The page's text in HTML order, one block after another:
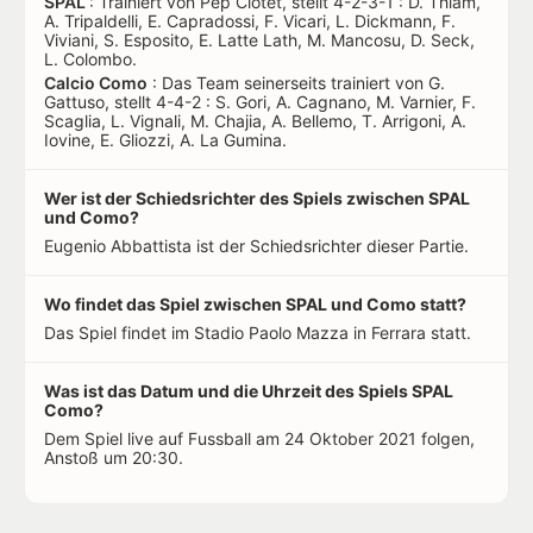
A. Tripaldelli, E. Capradossi, F. Vicari, L. Dickmann, F.
Viviani, S. Esposito, E. Latte Lath, M. Mancosu, D. Seck,
L. Colombo.
Calcio Como : Das Team seinerseits trainiert von G.
Gattuso, stellt 4-4-2 : S. Gori, A. Cagnano, M. Varnier, F.
Scaglia, L. Vignali, M. Chajia, A. Bellemo, T. Arrigoni, A.
Iovine, E. Gliozzi, A. La Gumina.
Wer ist der Schiedsrichter des Spiels zwischen SPAL
und Como?
Eugenio Abbattista ist der Schiedsrichter dieser Partie.
Wo findet das Spiel zwischen SPAL und Como statt?
Das Spiel findet im Stadio Paolo Mazza in Ferrara statt.
Was ist das Datum und die Uhrzeit des Spiels SPAL
Como?
Dem Spiel live auf Fussball am 24 Oktober 2021 folgen,
Anstoß um 20:30.